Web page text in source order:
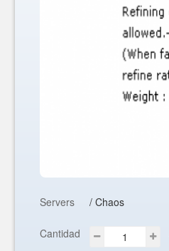
Servers / Chaos
Cantidad